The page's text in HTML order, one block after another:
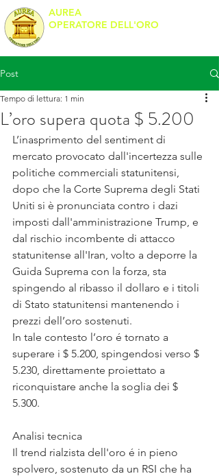
AUREA
OPERATORE DELL'ORO
Post
L’oro supera quota $ 5.200
Tempo di lettura: 1 min
L’inasprimento del sentiment di
mercato provocato dall'incertezza sulle
politiche commerciali statunitensi,
dopo che la Corte Suprema degli Stati
Uniti si è pronunciata contro i dazi
imposti dall'amministrazione Trump, e
dal rischio incombente di attacco
statunitense all'Iran, volto a deporre la
Guida Suprema con la forza, sta
spingendo al ribasso il dollaro e i titoli
di Stato statunitensi mantenendo i
prezzi dell’oro sostenuti.
In tale contesto l’oro é tornato a
superare i $ 5.200, spingendosi verso $
5.230, direttamente proiettato a
riconquistare anche la soglia dei $
5.300.
Analisi tecnica
Il trend rialzista dell'oro é in pieno
spolvero, sostenuto da un RSI che ha